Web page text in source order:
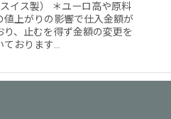
ス製） ＊ユーロ高や原料
値上がりの影響で仕入金額が
り、止むを得ず金額の変更を
おります…